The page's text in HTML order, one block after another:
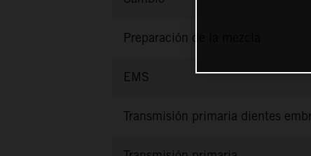
Preparación de la mezcla
EMS
Transmisión primaria dientes